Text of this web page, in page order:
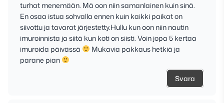
turhat menemään. Mä oon niin samanlainen kuin sinä.
En osaa istua sohvalla ennen kuin kaikki paikat on
siivottu ja tavarat järjestetty.Hullu kun oon niin nautin
imuroinnista ja siitä kun koti on siisti. Voin jopa 5 kertaa
imuroida päivässä
Mukavia pakkaus hetkiä ja
parane pian
Svara